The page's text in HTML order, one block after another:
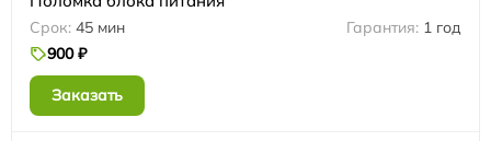
45 мин
1 год
900 ₽
Заказать